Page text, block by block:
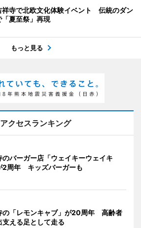
祥寺で北欧文化体験イベント 伝統のダン
「夏至祭」再現
もっと見る
アクセスランキング
のバーガー店「ウェイキーウェイキ
2周年 キッズバーガーも
の「レモンキャブ」が20周年 高齢者
支える足として走る